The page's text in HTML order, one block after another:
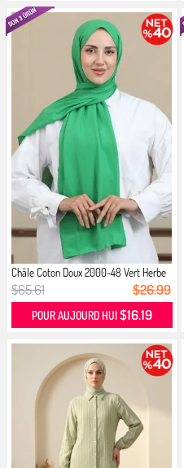
Châle Coton Doux 2000-48 Vert Herbe
$65.61 $26.99
POUR AUJOURD HUI $16.19